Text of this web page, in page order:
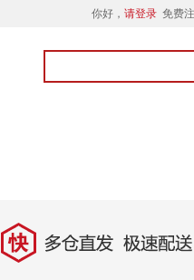
你好， 请登录 免费
快 多仓直发，极速配送